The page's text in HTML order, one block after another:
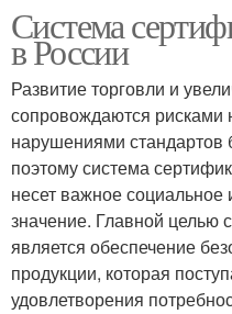
Система
в России
Развитие торговли и
сопровождаются рисками
нарушениями стандартов
поэтому система
несет важное социальное
значение. Главной целью
является обеспечение
продукции, которая
удовлетворения